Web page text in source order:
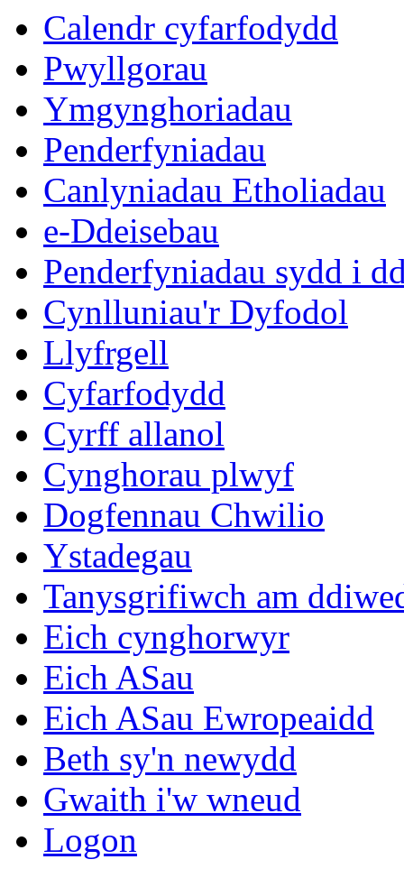
Calendr cyfarfodydd
Pwyllgorau
Ymgynghoriadau
Penderfyniadau
Canlyniadau Etholiadau
e-Ddeisebau
Penderfyniadau sydd i
Cynlluniau'r Dyfodol
Llyfrgell
Cyfarfodydd
Cyrff allanol
Cynghorau plwyf
Dogfennau Chwilio
Ystadegau
Tanysgrifiwch am
Eich cynghorwyr
Eich ASau
Eich ASau Ewropeaidd
Beth sy'n newydd
Gwaith i'w wneud
Logon